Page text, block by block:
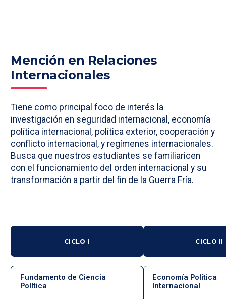
Mención en Relaciones
Internacionales
Tiene como principal foco de interés la
investigación en seguridad internacional, economía
política internacional, política exterior, cooperación y
conflicto internacional, y regímenes internacionales.
Busca que nuestros estudiantes se familiaricen
con el funcionamiento del orden internacional y su
transformación a partir del fin de la Guerra Fría.
CICLO I
Fundamento de Ciencia
Política
CICLO II
Economía Política
Internacional